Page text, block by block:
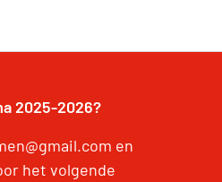
2025-2026?
en
het volgende